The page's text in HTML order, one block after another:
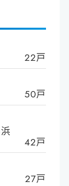
22戸
50戸
42戸
27戸